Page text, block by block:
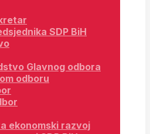
SDP BiH
Glavnog odbora
odboru
ekonomski razvoj